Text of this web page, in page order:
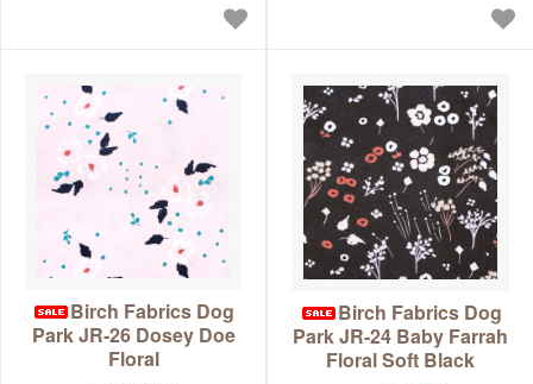
Birch Fabrics Dog
Park JR-26 Dosey Doe
Floral
Birch Fabrics Dog
Park JR-24 Baby Farrah
Floral Soft Black